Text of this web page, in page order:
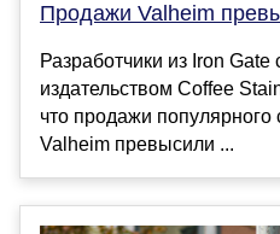
Продажи Valheim
Разработчики из Iron Gate
издательством Coffee
что продажи
Valheim превысили ...